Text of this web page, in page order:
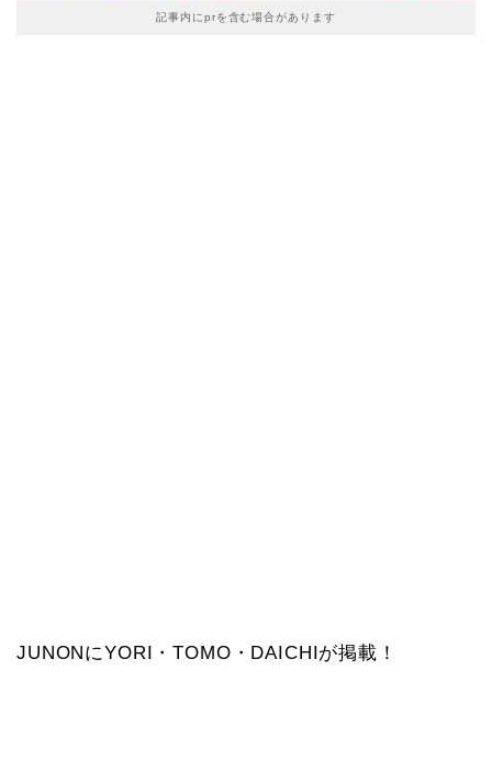
記事内にprを含む場合があります
JUNONにYORI・TOMO・DAICHIが掲載！